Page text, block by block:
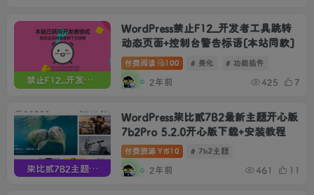
禁止F12_开发者工具
WordPress禁止F12_开发者工具跳转
动态页面+控制台警告标语[本站同款]
付费阅读 100 # 美化 # 功能插件
2年前 425 7
柒比贰7B2主题开心版
WordPress柒比贰7B2最新主题开心版
7b2Pro 5.2.0开心版下载+安装教程
付费资源 Y币10 # 7b2主题
2年前 461 11